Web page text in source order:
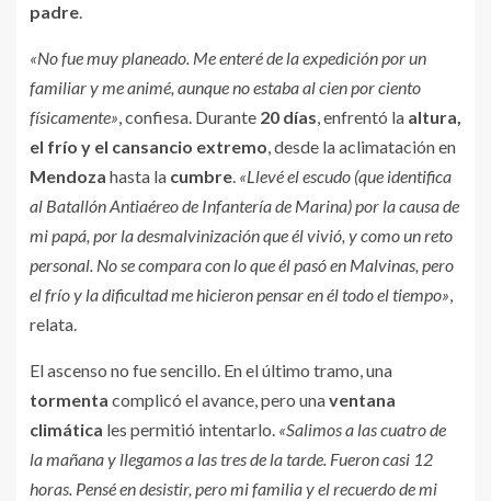
padre.
«No fue muy planeado. Me enteré de la expedición por un
familiar y me animé, aunque no estaba al cien por ciento
físicamente», confiesa. Durante 20 días, enfrentó la altura,
el frío y el cansancio extremo, desde la aclimatación en
Mendoza hasta la cumbre. «Llevé el escudo (que identifica
al Batallón Antiaéreo de Infantería de Marina) por la causa de
mi papá, por la desmalvinización que él vivió, y como un reto
personal. No se compara con lo que él pasó en Malvinas, pero
el frío y la dificultad me hicieron pensar en él todo el tiempo»,
relata.
El ascenso no fue sencillo. En el último tramo, una
tormenta complicó el avance, pero unaventana
climática les permitió intentarlo. «Salimos a las cuatro de
la mañana y llegamos a las tres de la tarde. Fueron casi 12
horas. Pensé en desistir, pero mi familia y el recuerdo de mi